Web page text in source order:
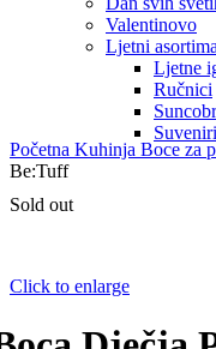
Valentinovo
Ljetni
Ljetne
Ručnici
Suveniri
Početna Kuhinja Boce za
Be:Tuff
Sold out
Click to enlarge